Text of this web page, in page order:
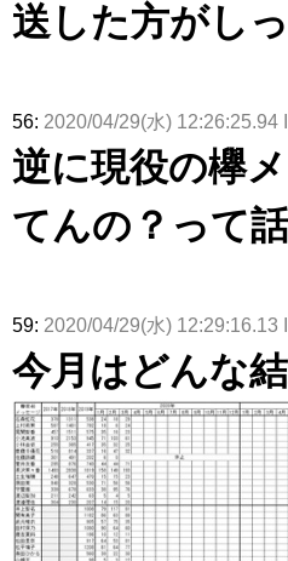
送した方がし
56: 2020/04/29(水) 12:26:25.94
逆に現役の欅
てんの？って
59: 2020/04/29(水) 12:29:16.13
今月はどんな